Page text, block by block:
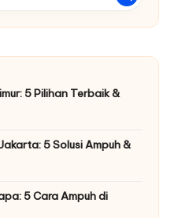
5 Pilihan Terbaik &
5 Solusi Ampuh &
5 Cara Ampuh di